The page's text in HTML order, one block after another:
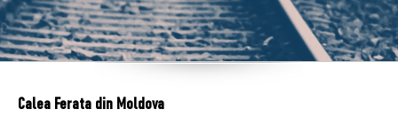
Calea Ferata din Moldova